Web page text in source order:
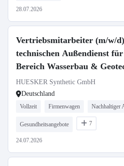
28.07.2026
Vertriebsmitarbeiter (m/w/
technischen Außendienst
Bereich Wasserbau &
HUESKER Synthetic GmbH
Deutschland
Vollzeit Firmenwagen Nachhaltiger
Gesundheitsangebote 7
24.07.2026